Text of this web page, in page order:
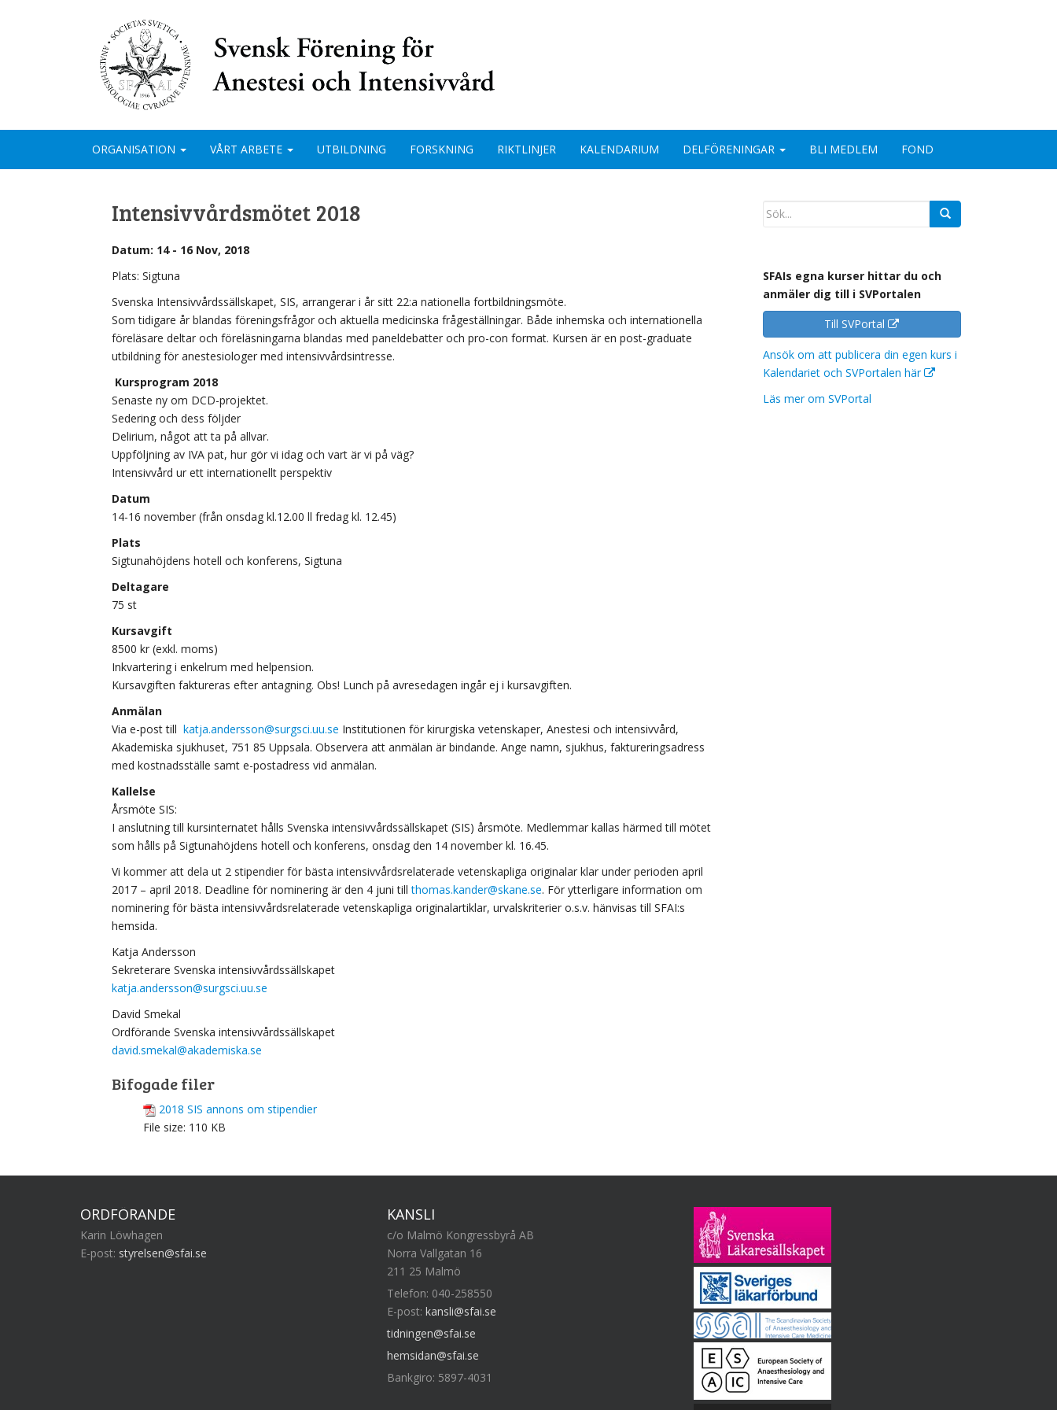
ORGANISATION VÅRT ARBETE UTBILDNING FORSKNING RIKTLINJER KALENDARIUM DELFÖRENINGAR BLI MEDLEM FOND
Intensivvårdsmötet 2018
Datum: 14 - 16 Nov, 2018
Plats: Sigtuna
Svenska Intensivvårdssällskapet, SIS, arrangerar i år sitt 22:a nationella fortbildningsmöte.
Som tidigare år blandas föreningsfrågor och aktuella medicinska frågeställningar. Både inhemska och internationella
föreläsare deltar och föreläsningarna blandas med paneldebatter och pro-con format. Kursen är en post-graduate
utbildning för anestesiologer med intensivvårdsintresse.
Kursprogram 2018
Senaste ny om DCD-projektet.
Sedering och dess följder
Delirium, något att ta på allvar.
Uppföljning av IVA pat, hur gör vi idag och vart är vi på väg?
Intensivvård ur ett internationellt perspektiv
Datum
14-16 november (från onsdag kl.12.00 ll fredag kl. 12.45)
Plats
Sigtunahöjdens hotell och konferens, Sigtuna
Deltagare
75 st
Kursavgift
8500 kr (exkl. moms)
Inkvartering i enkelrum med helpension.
Kursavgiften faktureras efter antagning. Obs! Lunch på avresedagen ingår ej i kursavgiften.
Anmälan
Via e-post till katja.andersson@surgsci.uu.se Institutionen för kirurgiska vetenskaper, Anestesi och intensivvård,
Akademiska sjukhuset, 751 85 Uppsala. Observera att anmälan är bindande. Ange namn, sjukhus, faktureringsadress
med kostnadsställe samt e-postadress vid anmälan.
Kallelse
Årsmöte SIS:
I anslutning till kursinternatet hålls Svenska intensivvårdssällskapet (SIS) årsmöte. Medlemmar kallas härmed till mötet
som hålls på Sigtunahöjdens hotell och konferens, onsdag den 14 november kl. 16.45.
Vi kommer att dela ut 2 stipendier för bästa intensivvårdsrelaterade vetenskapliga originalar klar under perioden april
2017 – april 2018. Deadline för nominering är den 4 juni tillthomas.kander@skane.se. För ytterligare information om
nominering för bästa intensivvårdsrelaterade vetenskapliga originalartiklar, urvalskriterier o.s.v. hänvisas till SFAI:s
hemsida.
Katja Andersson
Sekreterare Svenska intensivvårdssällskapet
katja.andersson@surgsci.uu.se
David Smekal
Ordförande Svenska intensivvårdssällskapet
david.smekal@akademiska.se
Bifogade filer
2018 SIS annons om stipendier
File size: 110 KB
SFAIs egna kurser hittar du och
anmäler dig till i SVPortalen
Till SVPortal
Ansök om att publicera din egen kurs i
Kalendariet och SVPortalen här
Läs mer om SVPortal
ORDFÖRANDE
Karin Löwhagen
E-post: styrelsen@sfai.se
KANSLI
c/o Malmö Kongressbyrå AB
Norra Vallgatan 16
211 25 Malmö
Telefon: 040-258550
E-post: kansli@sfai.se
tidningen@sfai.se
hemsidan@sfai.se
Bankgiro: 5897-4031